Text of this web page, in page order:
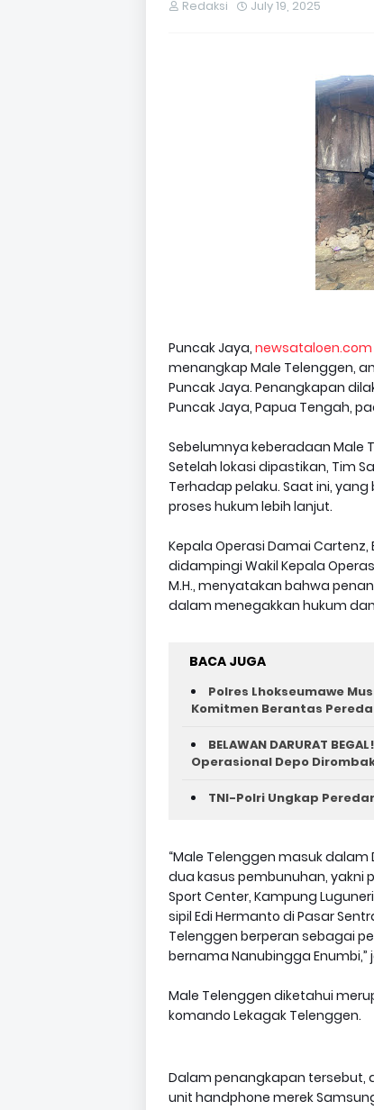
Redaksi July 19, 2025
Puncak Jaya, newsataloen.com
menangkap Male Telenggen,
Puncak Jaya. Penangkapan
Puncak Jaya, Papua Tengah,
Sebelumnya keberadaan Male
Setelah lokasi dipastikan, Tim
Terhadap pelaku. Saat ini,
proses hukum lebih lanjut.
Kepala Operasi Damai Cartenz,
didampingi Wakil Kepala
M.H., menyatakan bahwa
dalam menegakkan hukum
BACA JUGA
Polres Lhokseumawe
Komitmen Berantas
BELAWAN DARURAT
Operasional Depo
TNI-Polri Ungkap
“Male Telenggen masuk
dua kasus pembunuhan, yakni
Sport Center, Kampung
sipil Edi Hermanto di Pasar
Telenggen berperan sebagai
bernama Nanubingga Enumbi,”
Male Telenggen diketahui
komando Lekagak Telenggen.
Dalam penangkapan tersebut,
unit handphone merek